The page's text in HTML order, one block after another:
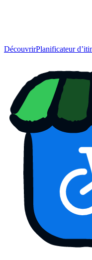
DécouvrirPlanificateur